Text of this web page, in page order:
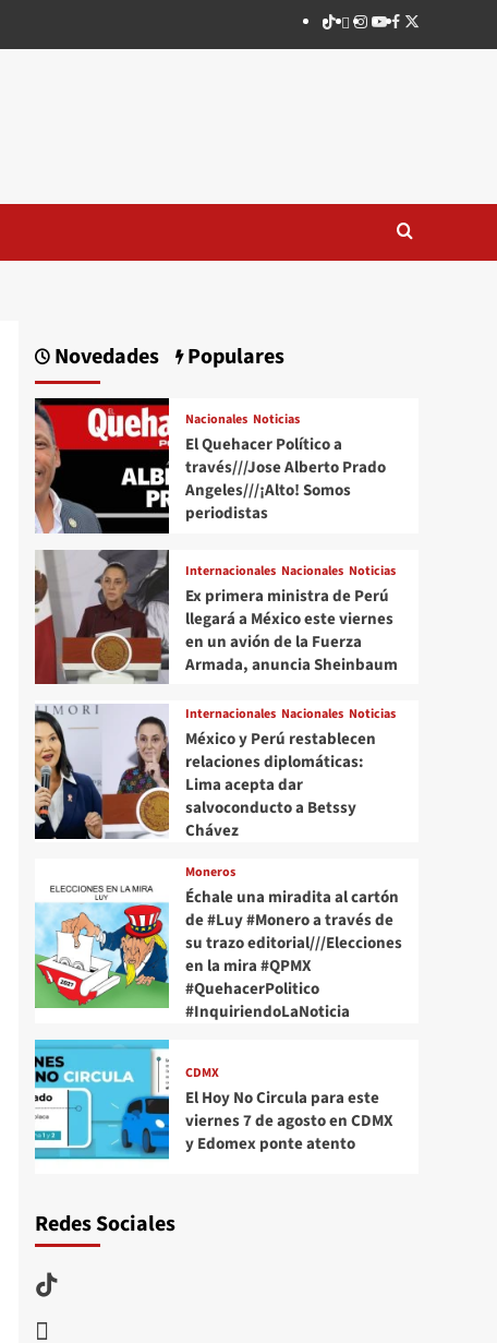
TikTok
threads
Instagram
Youtube
Facebook
X
Novedades Populares
Nacionales Noticias
El Quehacer Político a
través///Jose Alberto Prado
Angeles///¡Alto! Somos
periodistas
Internacionales Nacionales Noticias
Ex primera ministra de Perú
llegará a México este viernes
en un avión de la Fuerza
Armada, anuncia Sheinbaum
Internacionales Nacionales Noticias
México y Perú restablecen
relaciones diplomáticas:
Lima acepta dar
salvoconducto a Betssy
Chávez
Moneros
Échale una miradita al cartón
de #Luy #Monero a través de
su trazo editorial///Elecciones
en la mira #QPMX
#QuehacerPolitico
#InquiriendoLaNoticia
CDMX
El Hoy No Circula para este
viernes 7 de agosto en CDMX
y Edomex ponte atento
Redes Sociales
TikTok